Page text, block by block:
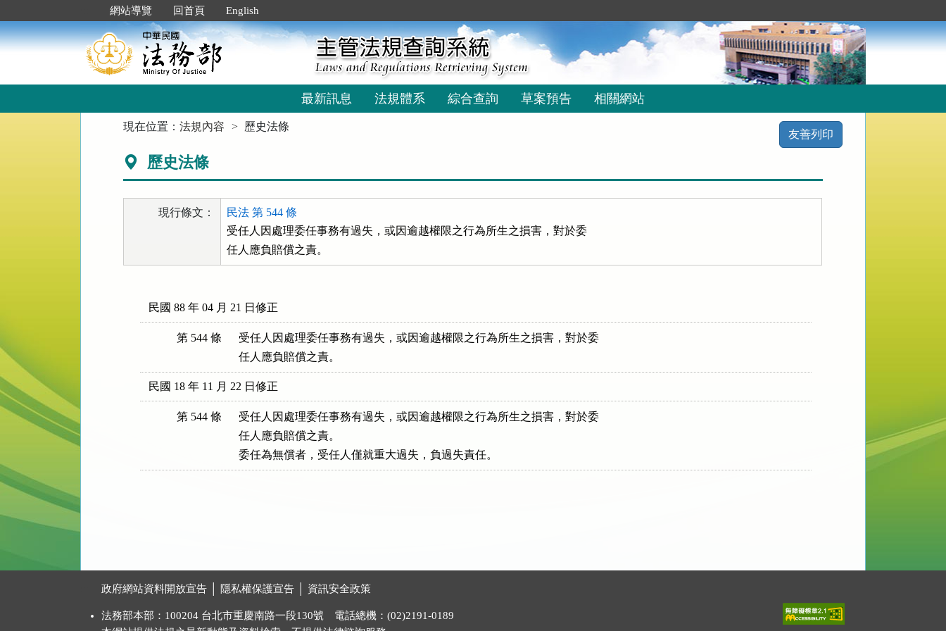
到
主
要
網站導覽 回首頁 English
最新訊息 法規體系 綜合查詢 草案預告 相關網站
現在位置：法規內容 歷史法條
友善列印
歷史法條
現行條文：
民法 第 544 條
受任人因處理委任事務有過失，或因逾越權限之行為所生之損害，對於委
任人應負賠償之責。
民國 88 年 04 月 21 日修正
第 544 條
受任人因處理委任事務有過失，或因逾越權限之行為所生之損害，對於委
任人應負賠償之責。
民國 18 年 11 月 22 日修正
第 544 條
受任人因處理委任事務有過失，或因逾越權限之行為所生之損害，對於委
任人應負賠償之責。
委任為無償者，受任人僅就重大過失，負過失責任。
政府網站資料開放宣告 隱私權保護宣告 資訊安全政策
法務部本部：100204 台北市重慶南路一段130號 電話總機：(02)2191-0189